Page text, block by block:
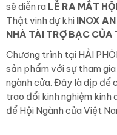
sẽ diễn ra LỄ RA MẮT
Thật vinh dự khi INOX
NHÀ TÀI TRỢ BẠC CỦA
Chương trình tại HẢI
sản phẩm với sự tham
ngành cửa. Đây là dịp để
trao đổi kinh nghiệm kinh
để Hội Ngành cửa Việt